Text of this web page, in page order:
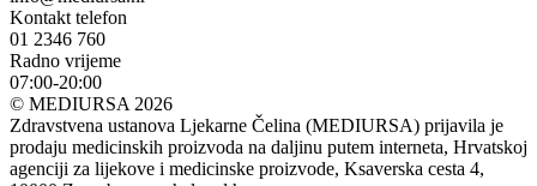
Kontakt telefon
01 2346 760
Radno vrijeme
07:00-20:00
© MEDIURSA 2026
Zdravstvena ustanova Ljekarne Čelina (MEDIURSA) prijavila je
prodaju medicinskih proizvoda na daljinu putem interneta, Hrvatskoj
agenciji za lijekove i medicinske proizvode, Ksaverska cesta 4,